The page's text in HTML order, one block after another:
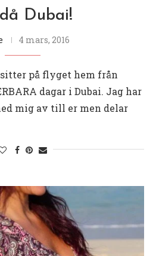
Dubai!
4 mars, 2016
på flyget hem från
dagar i Dubai. Jag har
mig av till er men delar